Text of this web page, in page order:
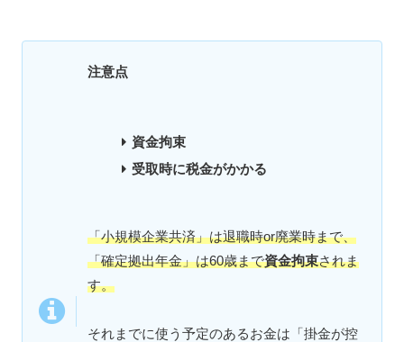
注意点
資金拘束
受取時に税金がかかる
「小規模企業共済」は退職時or廃業時まで、
「確定拠出年金」は60歳まで資金拘束されま
す。
それまでに使う予定のあるお金は「掛金が控